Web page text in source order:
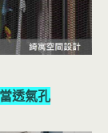
透氣孔